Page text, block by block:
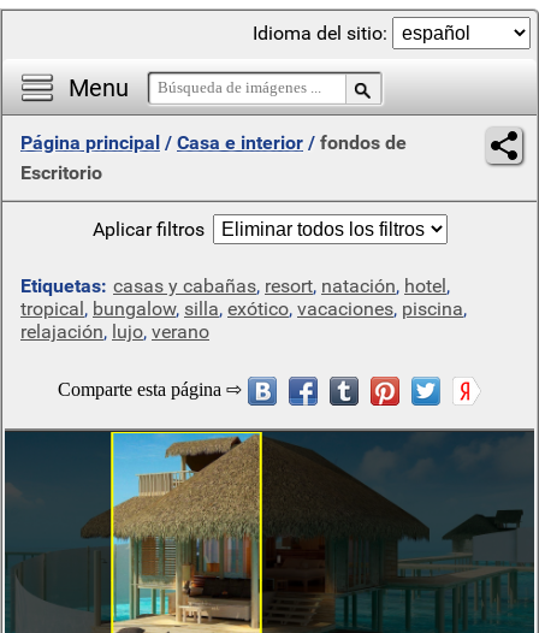
Menu
Idioma del sitio:
Página principal / Casa e interior / fondos de
Escritorio
Aplicar filtros
Etiquetas: casas y cabañas, resort, natación, hotel,
tropical, bungalow, silla, exótico, vacaciones, piscina,
relajación, lujo, verano